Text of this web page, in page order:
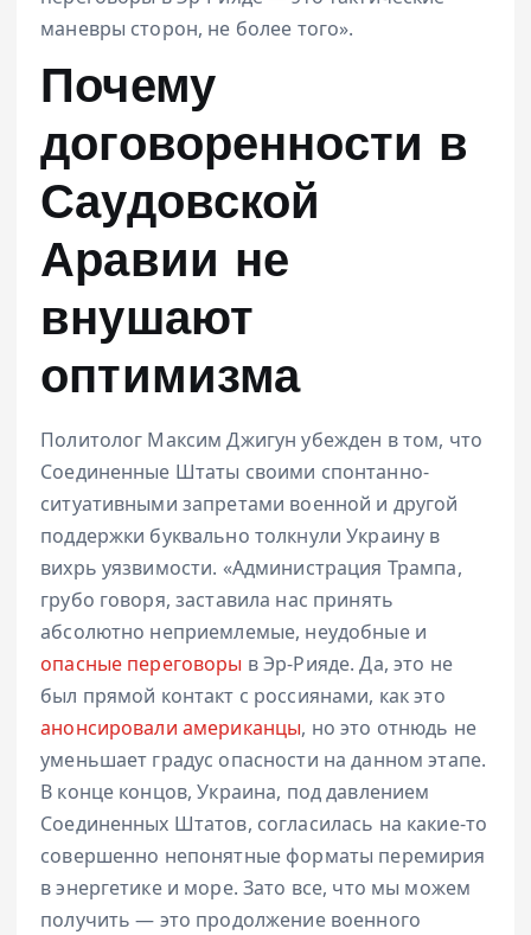
маневры сторон, не более того».
Почему
договоренности в
Саудовской
Аравии не
внушают
оптимизма
Политолог Максим Джигун убежден в том, что
Соединенные Штаты своими спонтанно-
ситуативными запретами военной и другой
поддержки буквально толкнули Украину в
вихрь уязвимости. «Администрация Трампа,
грубо говоря, заставила нас принять
абсолютно неприемлемые, неудобные и
опасные переговоры в Эр-Рияде. Да, это не
был прямой контакт с россиянами, как это
анонсировали американцы, но это отнюдь не
уменьшает градус опасности на данном этапе.
В конце концов, Украина, под давлением
Соединенных Штатов, согласилась на какие-то
совершенно непонятные форматы перемирия
в энергетике и море. Зато все, что мы можем
получить — это продолжение военного